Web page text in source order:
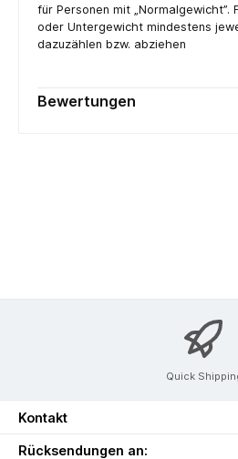
für Personen mit „Normalgewicht”.
oder Untergewicht mindestens
dazuzählen bzw. abziehen
Bewertungen
Quick
Kontakt
Rücksendungen an: